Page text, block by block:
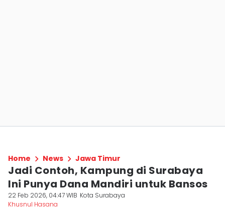
Home News Jawa Timur
Jadi Contoh, Kampung di Surabaya
Ini Punya Dana Mandiri untuk Bansos
22 Feb 2026, 04:47 WIB Kota Surabaya
Khusnul Hasana